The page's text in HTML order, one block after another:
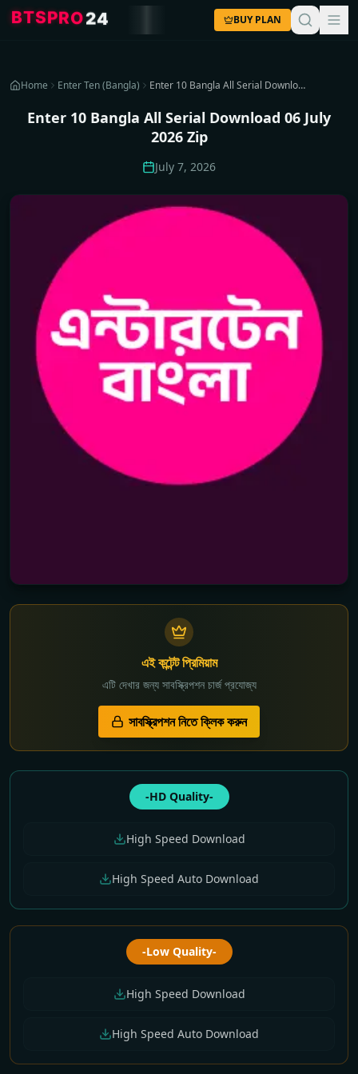
BTSPRO24 BUY PLAN
Home Enter Ten (Bangla) Enter 10 Bangla All Serial Download 06 July 2026 Zip
Enter 10 Bangla All Serial Download 06 July
2026 Zip
July 7, 2026
এই কন্টেন্ট প্রিমিয়াম
এটি দেখার জন্য সাবস্ক্রিপশন চার্জ প্রযোজ্য
সাবস্ক্রিপশন নিতে ক্লিক করুন
-HD Quality-
High Speed Download
High Speed Auto Download
-Low Quality-
High Speed Download
High Speed Auto Download